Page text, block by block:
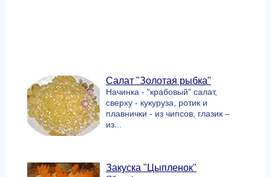
Салат "Золотая рыбка"
Начинка - "крабовый" салат,
сверху - кукуруза, ротик и
плавнички - из чипсов, глазик –
из...
Закуска "Цыпленок"